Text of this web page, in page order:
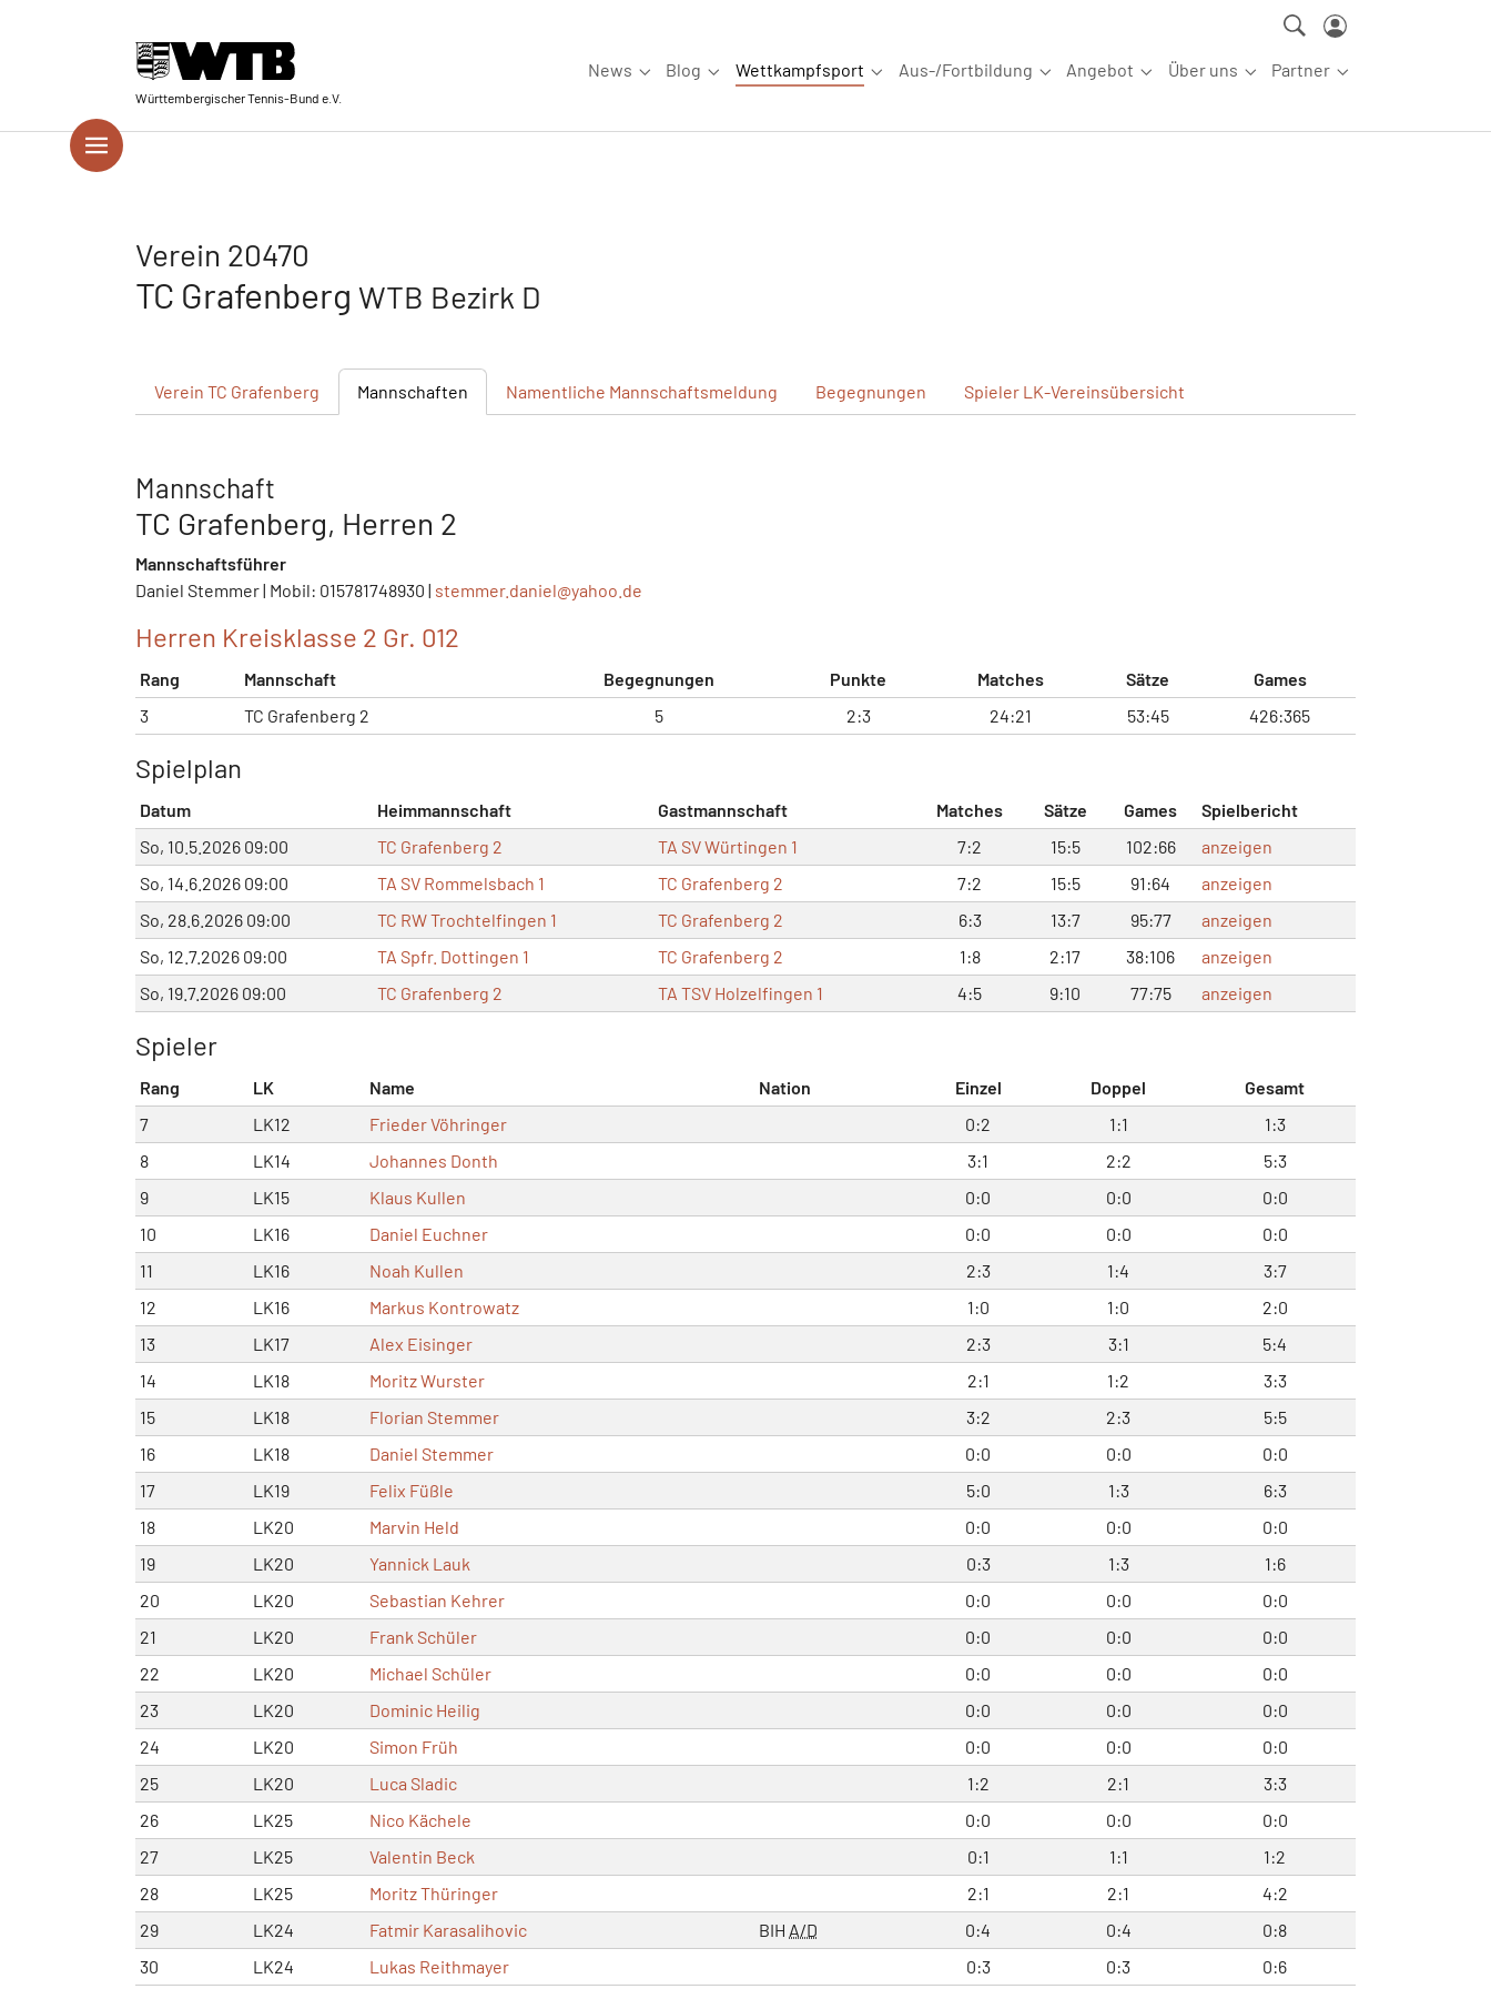
Württembergischer Tennis-Bund e.V.
News
Submenu for "News"
Blog
Submenu for "Blog"
Wettkampfsport
Submenu for "Wettkampfsport"
Aus-/Fortbildung
Submenu for "Aus-/Fortbildung"
Angebot
Submenu for "Angebot"
Über uns
Submenu for "Über uns"
Partner
Submenu for
Verein 20470
TC Grafenberg WTB Bezirk D
Verein TC Grafenberg Mannschaften Namentliche Mannschaftsmeldung Begegnungen Spieler LK-Vereinsübersicht
Mannschaft
TC Grafenberg, Herren 2
Mannschaftsführer
Daniel Stemmer | Mobil: 015781748930 | stemmer.daniel@yahoo.de
Herren Kreisklasse 2 Gr. 012
Rang Mannschaft Begegnungen Punkte Matches Sätze
Games
3
TC Grafenberg 2 5 2:3 24:21 53:45 426:365
Spielplan
Datum Heimmannschaft Gastmannschaft Matches Sätze Games
Spielbericht
So, 10.5.2026 09:00
TC Grafenberg 2 TA SV Würtingen 1 7:2 15:5 102:66
anzeigen
So, 14.6.2026 09:00
TA SV Rommelsbach 1 TC Grafenberg 2 7:2 15:5 91:64
anzeigen
So, 28.6.2026 09:00
TC RW Trochtelfingen 1 TC Grafenberg 2 6:3 13:7 95:77
anzeigen
So, 12.7.2026 09:00
TA Spfr. Dottingen 1 TC Grafenberg 2 1:8 2:17 38:106
anzeigen
So, 19.7.2026 09:00
TC Grafenberg 2 TA TSV Holzelfingen 1 4:5 9:10 77:75 anzeigen
Spieler
Rang LK Name Nation Einzel Doppel
Gesamt
7
LK12 Frieder Vöhringer 0:2 1:1
1:3
8
LK14 Johannes Donth 3:1 2:2
5:3
9
LK15 Klaus Kullen 0:0 0:0
0:0
10
LK16 Daniel Euchner 0:0 0:0
0:0
11
LK16 Noah Kullen 2:3 1:4
3:7
12
LK16 Markus Kontrowatz 1:0 1:0
2:0
13
LK17 Alex Eisinger 2:3 3:1
5:4
14
LK18 Moritz Wurster 2:1 1:2
3:3
15
LK18 Florian Stemmer 3:2 2:3
5:5
16
LK18 Daniel Stemmer 0:0 0:0
0:0
17
LK19 Felix Füßle 5:0 1:3
6:3
18
LK20 Marvin Held 0:0 0:0
0:0
19
LK20 Yannick Lauk 0:3 1:3
1:6
20
LK20 Sebastian Kehrer 0:0 0:0
0:0
21
LK20 Frank Schüler 0:0 0:0
0:0
22
LK20 Michael Schüler 0:0 0:0
0:0
23
LK20 Dominic Heilig 0:0 0:0
0:0
24
LK20 Simon Früh 0:0 0:0
0:0
25
LK20 Luca Sladic 1:2 2:1
3:3
26
LK25 Nico Kächele 0:0 0:0
0:0
27
LK25 Valentin Beck 0:1 1:1
1:2
28
LK25 Moritz Thüringer 2:1 2:1
4:2
29
LK24 Fatmir Karasalihovic BIH A/D 0:4 0:4
0:8
30
LK24 Lukas Reithmayer 0:3 0:3 0:6